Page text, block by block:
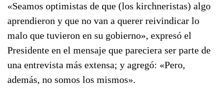
«Seamos optimistas de que (los kirchneristas) algo
aprendieron y que no van a querer reivindicar lo
malo que tuvieron en su gobierno», expresó el
Presidente en el mensaje que pareciera ser parte de
una entrevista más extensa; y agregó: «Pero,
además, no somos los mismos».